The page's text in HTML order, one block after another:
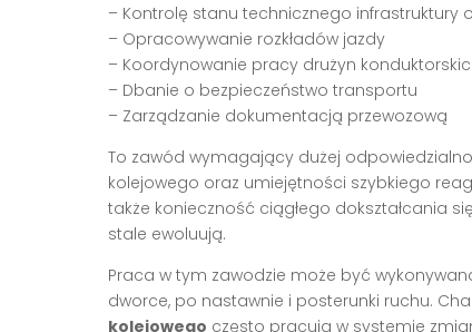
– Kontrolę stanu technicznego infrastruktury
– Opracowywanie rozkładów jazdy
– Koordynowanie pracy drużyn
– Dbanie o bezpieczeństwo transportu
– Zarządzanie dokumentacją przewozową
To zawód wymagający dużej
kolejowego oraz umiejętności szybkiego
także konieczność ciągłego dokształcania
stale ewoluują.
Praca w tym zawodzie może być
dworce, po nastawnie i posterunki ruchu.
kolejowego często pracują w systemie